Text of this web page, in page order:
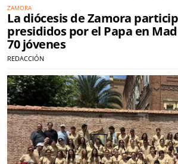
ZAMORA
La diócesis de Zamora
presididos por el Papa en
70 jóvenes
REDACCIÓN